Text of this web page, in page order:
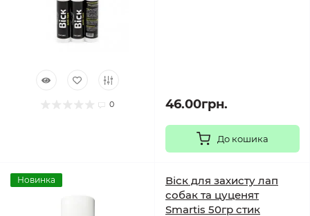
0 46.00грн.
До кошика
Новинка
Віск для захисту лап
собак та цуценят
Smartis 50гр стик